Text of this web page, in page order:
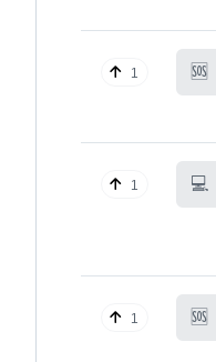
1 🆘
1 💻
1 🆘